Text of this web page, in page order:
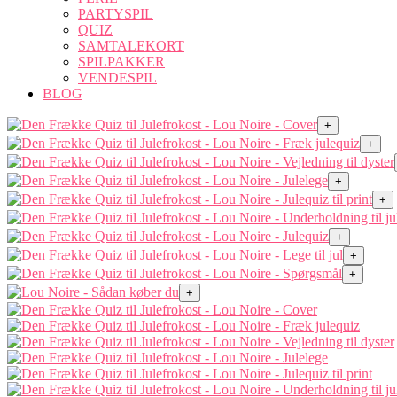
PARTYSPIL
QUIZ
SAMTALEKORT
SPILPAKKER
VENDESPIL
BLOG
+
+
+
+
+
+
+
+